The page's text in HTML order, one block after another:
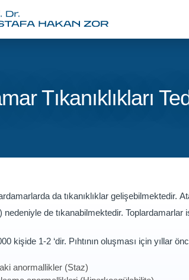
Tıkanıklıkları
da tıkanıklıklar gelişebilmektedir.
nedeniyle de tıkanabilmektedir. Toplardamarlar
kişide 1-2 ‘dir. Pıhtının oluşması için yıllar
anormallikler (Staz)